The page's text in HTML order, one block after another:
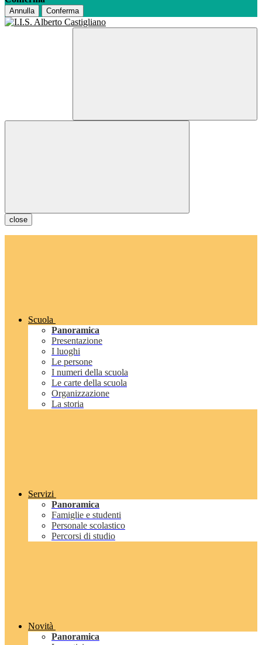
Annulla Conferma
close
Scuola
Panoramica
Presentazione
I luoghi
Le persone
I numeri della scuola
Le carte della scuola
Organizzazione
La storia
Servizi
Panoramica
Famiglie e studenti
Personale scolastico
Percorsi di studio
Novità
Panoramica